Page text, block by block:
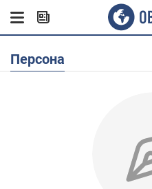
Персона